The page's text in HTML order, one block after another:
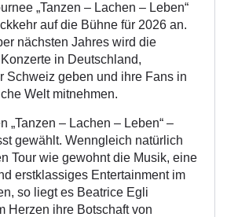
„Tanzen – Lachen – Leben“
auf die Bühne für 2026 an.
nächsten Jahres wird die
in Deutschland,
Schweiz geben und ihre Fans in
Welt mitnehmen.
„Tanzen – Lachen – Leben“ –
gewählt. Wenngleich natürlich
Tour wie gewohnt die Musik, eine
erstklassiges Entertainment im
so liegt es Beatrice Egli
Herzen ihre Botschaft von